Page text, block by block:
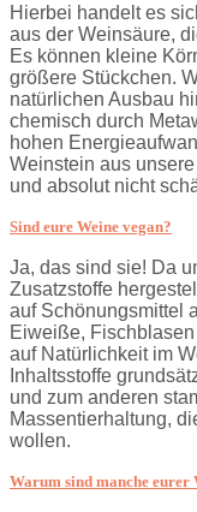
Hierbei handelt es
aus der Weinsäure,
Es können kleine
größere Stückchen.
natürlichen Ausbau
chemisch durch
hohen
Weinstein aus
und absolut nicht
Sind eure Weine vegan?
Ja, das sind sie! Da
Zusatzstoffe
auf Schönungsmittel
Eiweiße,
auf Natürlichkeit im
Inhaltsstoffe
und zum anderen
Massentierhaltung,
wollen.
Warum sind manche eurer